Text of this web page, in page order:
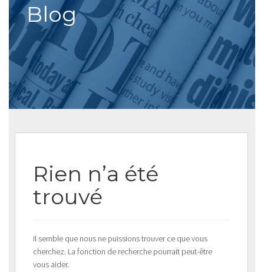
Blog
Rien n’a été
trouvé
Il semble que nous ne puissions trouver ce que vous
cherchez. La fonction de recherche pourrait peut-être
vous aider.